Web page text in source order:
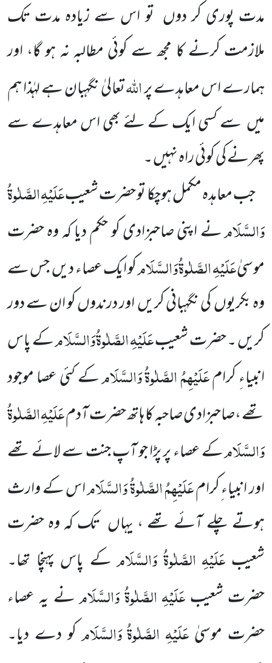
مدت پوری کر دوں تو اس سے زیادہ مدت تک
ملازمت کرنے کا مجھ سے کوئی مطالبہ نہ ہو گا، اور
ہمارے اس معاہدے پراللہتعالیٰ نگہبان ہے لہٰذا ہم
میں سے کسی ایک کے لئے بھی اس معاہدے سے
پھرنے کی کوئی راہ نہیں ۔
جب معاہدہ مکمل ہوچکا تو حضرت شعیبعَلَیْہِالصَّلٰوۃُ
وَالسَّلَامنے اپنی صاحبزادی کو حکم دیا کہ وہ حضرت
موسیٰعَلَیْہِالصَّلٰوۃُوَالسَّلَامکو ایک عصاء دیں جس سے
وہ بکریوں کی نگہبانی کریں اور درندوں کو ان سے دور
کریں ۔ حضرت شعیبعَلَیْہِالصَّلٰوۃُوَالسَّلَامکے پاس
انبیاءِ کرامعَلَیْہِمُ الصَّلٰوۃُ وَالسَّلَامکے کئی عصا موجود
تھے ،صاحبزادی صاحبہ کا ہاتھ حضرت آدمعَلَیْہِالصَّلٰوۃُ
وَالسَّلَامکے عصاء پر پڑا جو آپ جنت سے لائے تھے
اور انبیاء ِکرامعَلَیْہِمُ الصَّلٰوۃُ وَالسَّلَاماس کے وارث
ہوتے چلے آئے تھے ، یہاں تک کہ وہ حضرت
شعیب عَلَیْہِ الصَّلٰوۃُوَالسَّلَامکے پاس پہنچا تھا۔
حضرت شعیبعَلَیْہِالصَّلٰوۃُوَالسَّلَامنے یہ عصاء
حضرت موسیٰعَلَیْہِ الصَّلٰوۃُوَالسَّلَامکو دے دیا۔